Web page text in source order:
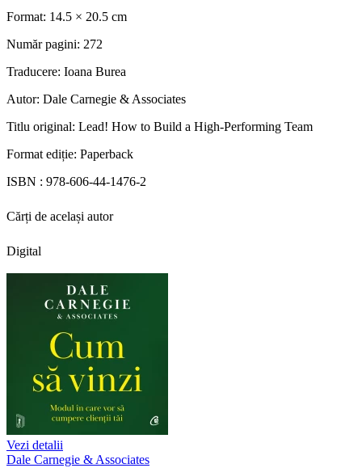
Format: 14.5 × 20.5 cm
Număr pagini: 272
Traducere: Ioana Burea
Autor: Dale Carnegie & Associates
Titlu original: Lead! How to Build a High-Performing Team
Format ediție: Paperback
ISBN : 978-606-44-1476-2
Cărți de același autor
Digital
Vezi detalii
Dale Carnegie & Associates